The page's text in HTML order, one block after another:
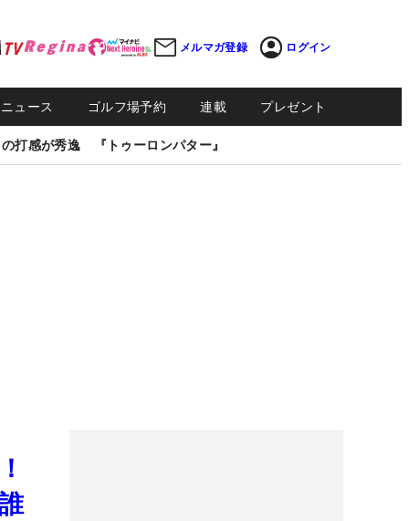
メルマガ登録 ログイン
ュース ゴルフ場予約 連載 プレゼント
打感が秀逸 『トゥーロンパター』